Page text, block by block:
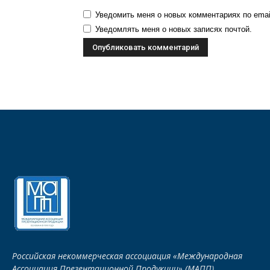
Уведомить меня о новых комментариях по
Уведомлять меня о новых записях почтой.
Российская некоммерческая ассоциация «Международная